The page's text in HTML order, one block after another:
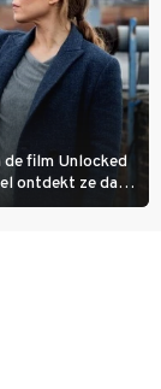
de film Unlocked
ontdekt ze dat